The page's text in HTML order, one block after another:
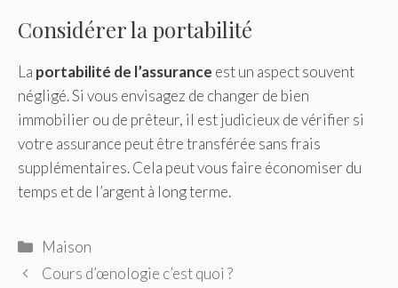
Considérer la portabilité
La portabilité de l’assurance est un aspect souvent
négligé. Si vous envisagez de changer de bien
immobilier ou de prêteur, il est judicieux de vérifier si
votre assurance peut être transférée sans frais
supplémentaires. Cela peut vous faire économiser du
temps et de l’argent à long terme.
Catégories
Maison
Cours d’œnologie c’est quoi ?